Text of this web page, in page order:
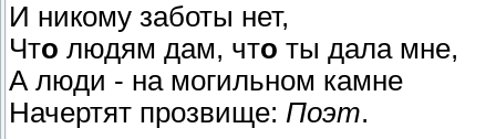
И никому заботы нет,
Что людям дам, что ты дала мне,
А люди - на могильном камне
Начертят прозвище: Поэт.